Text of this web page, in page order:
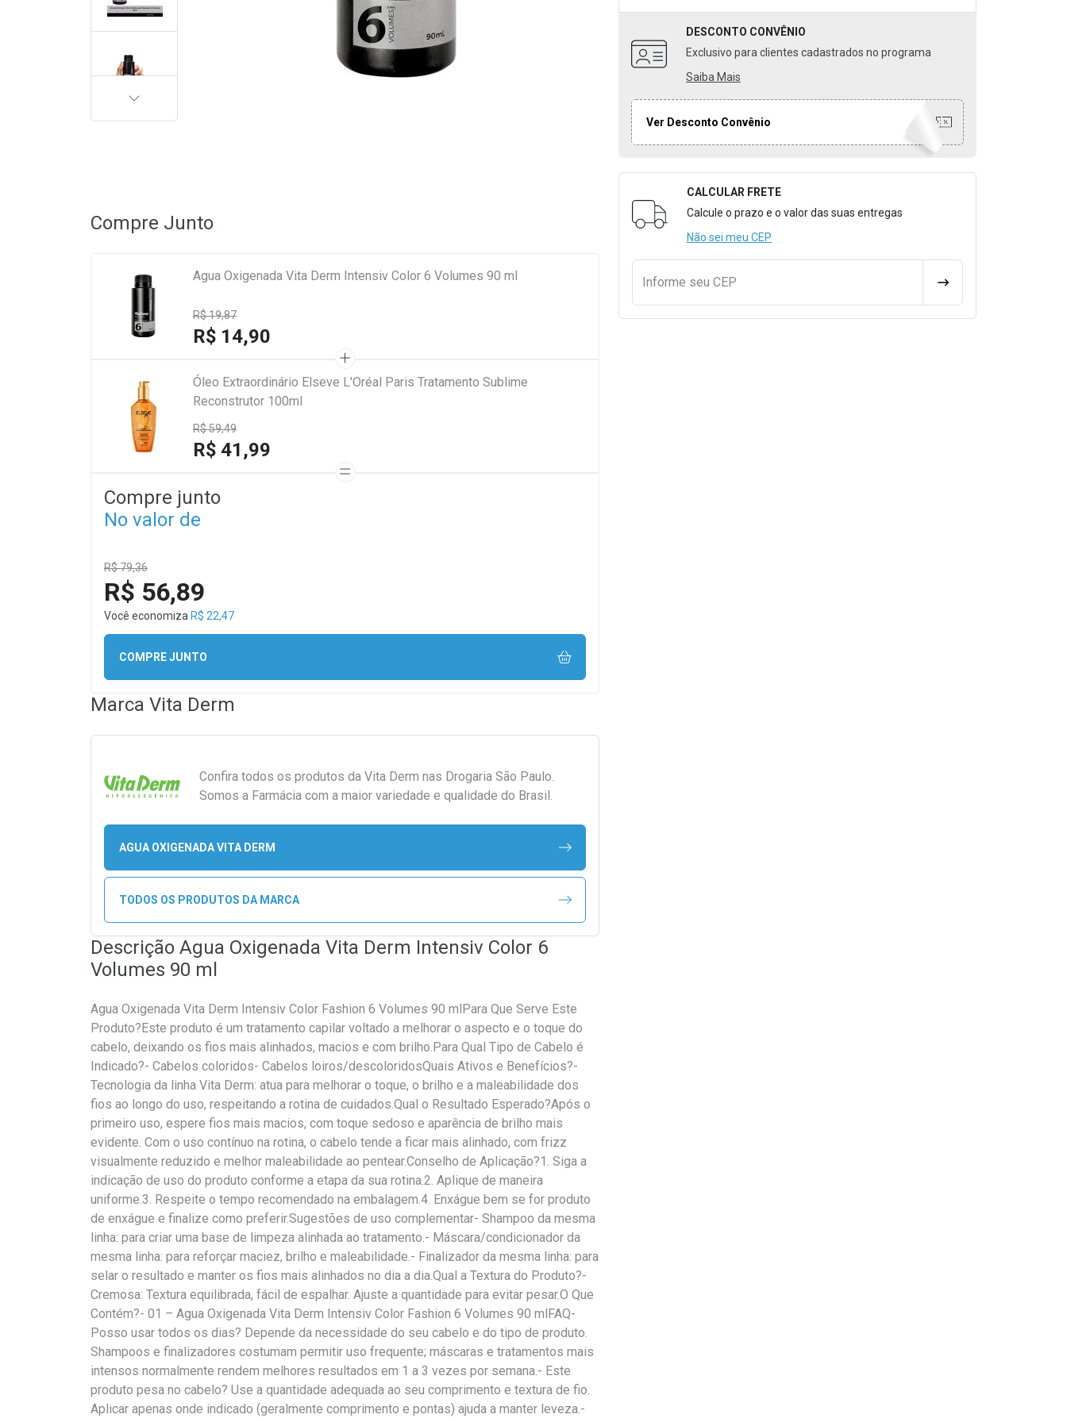
DESCONTO CONVÊNIO
Exclusivo para clientes cadastrados no programa
Saiba Mais
Ver Desconto Convênio
Formulário para Calcular o Frete
CALCULAR FRETE
Calcule o prazo e o valor das suas entregas
Não sei meu CEP
Informe seu CEP CALCULAR FRETE
PRÓXIMA
Compre Junto
Agua Oxigenada Vita Derm Intensiv Color 6 Volumes 90 ml
R$ 19,87
R$ 14,90
Óleo Extraordinário Elseve L'Oréal Paris Tratamento Sublime
Reconstrutor 100ml
R$ 59,49
R$ 41,99
Compre junto
No valor de
R$ 79,36
R$ 56,89
Você economiza R$ 22,47
COMPRE JUNTO
Marca Vita Derm
Confira todos os produtos da Vita Derm nas Drogaria São Paulo.
Somos a Farmácia com a maior variedade e qualidade do Brasil.
AGUA OXIGENADA VITA DERM
TODOS OS PRODUTOS DA MARCA
Descrição Agua Oxigenada Vita Derm Intensiv Color 6
Volumes 90 ml
Agua Oxigenada Vita Derm Intensiv Color Fashion 6 Volumes 90 mlPara Que Serve Este
Produto?Este produto é um tratamento capilar voltado a melhorar o aspecto e o toque do
cabelo, deixando os fios mais alinhados, macios e com brilho.Para Qual Tipo de Cabelo é
Indicado?- Cabelos coloridos- Cabelos loiros/descoloridosQuais Ativos e Benefícios?-
Tecnologia da linha Vita Derm: atua para melhorar o toque, o brilho e a maleabilidade dos
fios ao longo do uso, respeitando a rotina de cuidados.Qual o Resultado Esperado?Após o
primeiro uso, espere fios mais macios, com toque sedoso e aparência de brilho mais
evidente. Com o uso contínuo na rotina, o cabelo tende a ficar mais alinhado, com frizz
visualmente reduzido e melhor maleabilidade ao pentear.Conselho de Aplicação?1. Siga a
indicação de uso do produto conforme a etapa da sua rotina.2. Aplique de maneira
uniforme.3. Respeite o tempo recomendado na embalagem.4. Enxágue bem se for produto
de enxágue e finalize como preferir.Sugestões de uso complementar- Shampoo da mesma
linha: para criar uma base de limpeza alinhada ao tratamento.- Máscara/condicionador da
mesma linha: para reforçar maciez, brilho e maleabilidade.- Finalizador da mesma linha: para
selar o resultado e manter os fios mais alinhados no dia a dia.Qual a Textura do Produto?-
Cremosa: Textura equilibrada, fácil de espalhar. Ajuste a quantidade para evitar pesar.O Que
Contém?- 01 – Agua Oxigenada Vita Derm Intensiv Color Fashion 6 Volumes 90 mlFAQ-
Posso usar todos os dias? Depende da necessidade do seu cabelo e do tipo de produto.
Shampoos e finalizadores costumam permitir uso frequente; máscaras e tratamentos mais
intensos normalmente rendem melhores resultados em 1 a 3 vezes por semana.- Este
produto pesa no cabelo? Use a quantidade adequada ao seu comprimento e textura de fio.
Aplicar apenas onde indicado (geralmente comprimento e pontas) ajuda a manter leveza.-